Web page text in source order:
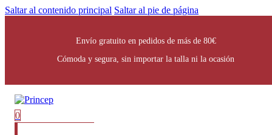
Saltar al contenido principal Saltar al pie de página
Envío gratuito en pedidos de más de 80€
Cómoda y segura, sin importar la talla ni la ocasión
0